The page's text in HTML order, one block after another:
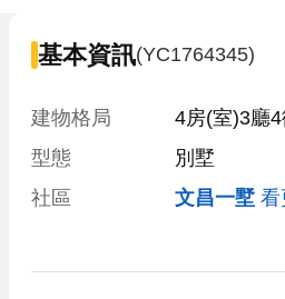
基本資訊(YC1764345)
建物格局
4房(室)3廳
型態
別墅
社區
文昌一墅 看